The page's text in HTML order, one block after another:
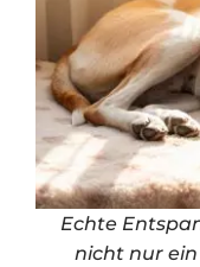
Echte
nicht nur